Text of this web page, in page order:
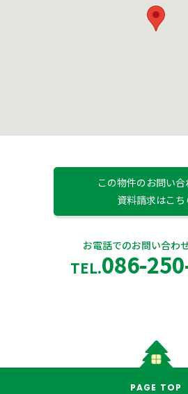
この物件のお問い合
資料請求はこち
お電話でのお問い合わ
TEL.086-
PAGE TOP